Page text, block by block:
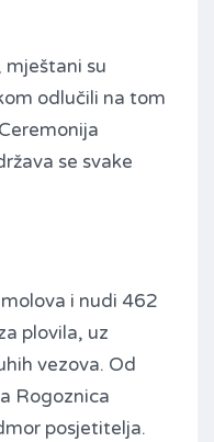
su
odlučili na tom
se svake
i nudi 462
plovila, uz
vezova. Od
Rogoznica
posjetitelja.